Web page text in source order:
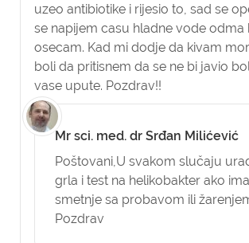
uzeo antibiotike i rijesio to, sad se
se napijem casu hladne vode odma
osecam. Kad mi dodje da kivam
boli da pritisnem da se ne bi javio
vase upute. Pozdrav!!
Mr sci. med. dr Srđan Milićević
Poštovani,U svakom slučaju
grla i test na helikobakter ako
smetnje sa probavom ili
Pozdrav